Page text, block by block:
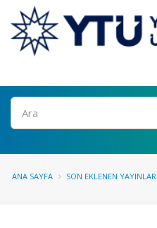
Ara
ANA SAYFA SON EKLENEN YAYINLAR